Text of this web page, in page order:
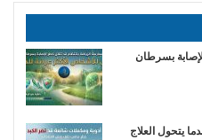
بسرطان
يتحول العلاج